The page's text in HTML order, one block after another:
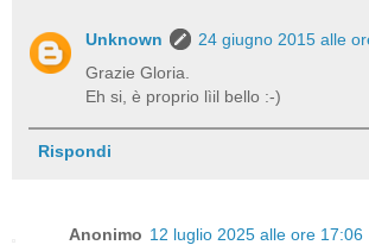
Unknown
24 giugno 2015 alle
Grazie Gloria.
Eh si, è proprio lìil bello :-)
Rispondi
Anonimo 12 luglio 2025 alle ore 17:06